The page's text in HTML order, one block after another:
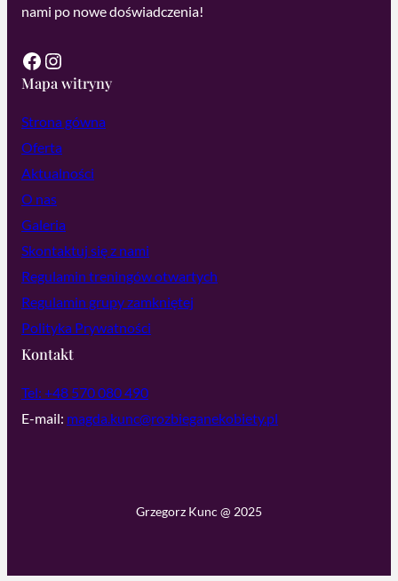
nami po nowe doświadczenia!
Facebook Instagram
Mapa witryny
Strona gówna
Oferta
Aktualności
O nas
Galeria
Skontaktuj się z nami
Regulamin treningów otwartych
Regulamin grupy zamkniętej
Polityka Prywatności
Kontakt
Tel: +48 570 080 490
E-mail: magda.kunc@rozbieganekobiety.pl
Grzegorz Kunc @ 2025